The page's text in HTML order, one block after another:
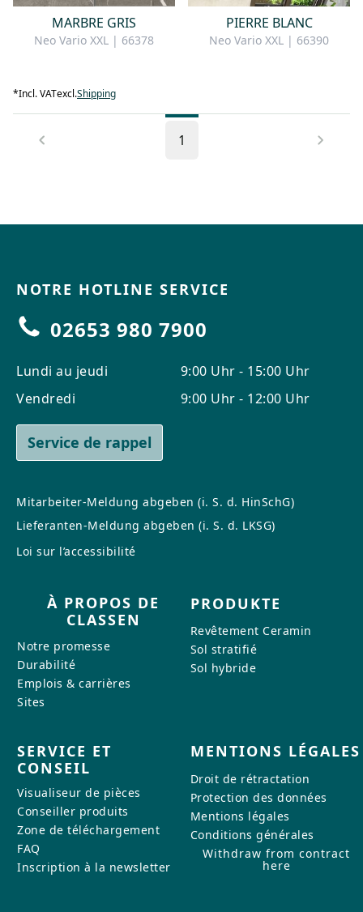
MARBRE GRIS
Neo Vario XXL | 66378
PIERRE BLANC
Neo Vario XXL | 66390
*Incl. VATexcl.Shipping
1
NOTRE HOTLINE SERVICE
02653 980 7900
Lundi au jeudi
Vendredi
9:00 Uhr - 15:00 Uhr
9:00 Uhr - 12:00 Uhr
Service de rappel
Mitarbeiter-Meldung abgeben (i. S. d. HinSchG)
Lieferanten-Meldung abgeben (i. S. d. LKSG)
Loi sur l’accessibilité
À PROPOS DE
CLASSEN
Notre promesse
Durabilité
Emplois & carrières
Sites
PRODUKTE
Revêtement Ceramin
Sol stratifié
Sol hybride
SERVICE ET
CONSEIL
Visualiseur de pièces
Conseiller produits
Zone de téléchargement
FAQ
Inscription à la newsletter
MENTIONS LÉGALES
Droit de rétractation
Protection des données
Mentions légales
Conditions générales
Withdraw from contract
here